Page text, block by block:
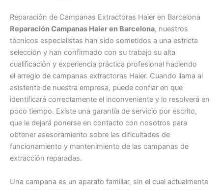
Reparación de Campanas Extractoras Haier en Barcelona
Reparación Campanas Haier en Barcelona, nuestros
técnicos especialistas han sido sometidos a una estricta
selección y han confirmado con su trabajo su alta
cualificación y experiencia práctica profesional haciendo
el arreglo de campanas extractoras Haier. Cuando llama al
asistente de nuestra empresa, puede confiar en que
identificará correctamente el inconveniente y lo resolverá en
poco tiempo. Existe una garantía de servicio por escrito,
que le dejará ponerse en contacto con nosotros para
obtener asesoramiento sobre las dificultades de
funcionamiento y mantenimiento de las campanas de
extracción reparadas.
Una campana es un aparato familiar, sin el cual actualmente